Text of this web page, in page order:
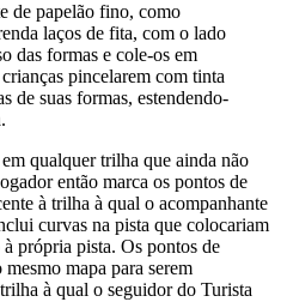
de papelão fino, como
laços de fita, com o lado
das formas e cole-os em
pincelarem com tinta
de suas formas, estendendo-
qualquer trilha que ainda não
então marca os pontos de
à trilha à qual o acompanhante
curvas na pista que colocariam
própria pista. Os pontos de
mapa para serem
à qual o seguidor do Turista